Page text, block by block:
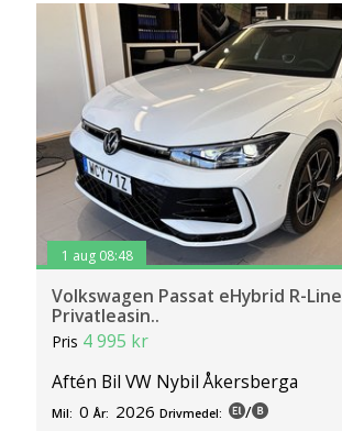
1 aug 08:48
Volkswagen Passat eHybrid R-Line
Privatleasin..
Pris 4 995 kr
Aftén Bil VW Nybil Åkersberga
Mil: 0 År: 2026 Drivmedel: /